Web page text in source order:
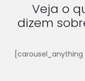
Veja o
dizem
[carousel_anything